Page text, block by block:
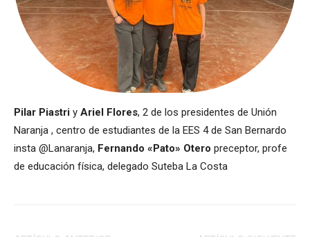
Pilar Piastri y Ariel Flores, 2 de los presidentes de Unión
Naranja , centro de estudiantes de la EES 4 de San Bernardo
insta @Lanaranja, Fernando «Pato» Otero preceptor, profe
de educación física, delegado Suteba La Costa